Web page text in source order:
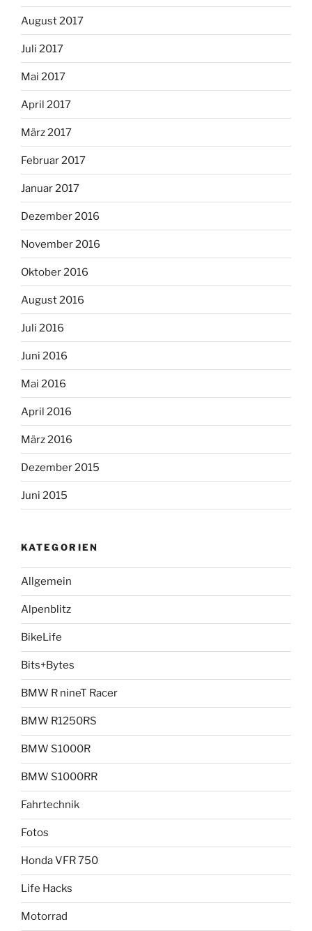
August 2017
Juli 2017
Mai 2017
April 2017
März 2017
Februar 2017
Januar 2017
Dezember 2016
November 2016
Oktober 2016
August 2016
Juli 2016
Juni 2016
Mai 2016
April 2016
März 2016
Dezember 2015
Juni 2015
KATEGORIEN
Allgemein
Alpenblitz
BikeLife
Bits+Bytes
BMW R nineT Racer
BMW R1250RS
BMW S1000R
BMW S1000RR
Fahrtechnik
Fotos
Honda VFR 750
Life Hacks
Motorrad